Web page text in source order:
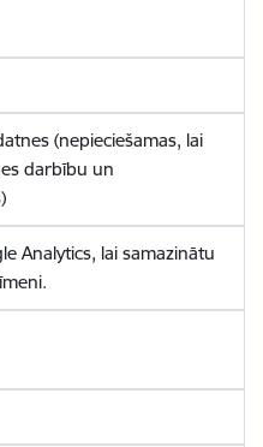
(nepieciešamas, lai
darbību un
Analytics, lai samazinātu